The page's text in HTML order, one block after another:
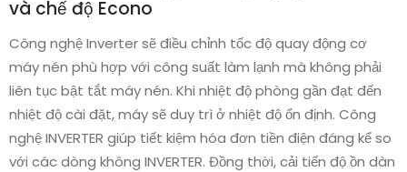
và chế độ Econo
Công nghệ Inverter sẽ điều chỉnh tốc độ quay động cơ
máy nén phù hợp với công suất làm lạnh mà không phải
liên tục bật tắt máy nén. Khi nhiệt độ phòng gần đạt đến
nhiệt độ cài đặt, máy sẽ duy trì ở nhiệt độ ổn định. Công
nghệ INVERTER giúp tiết kiệm hóa đơn tiền điện đáng kể so
với các dòng không INVERTER. Đồng thời, cải tiến độ ồn dàn